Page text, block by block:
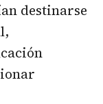
destinarse